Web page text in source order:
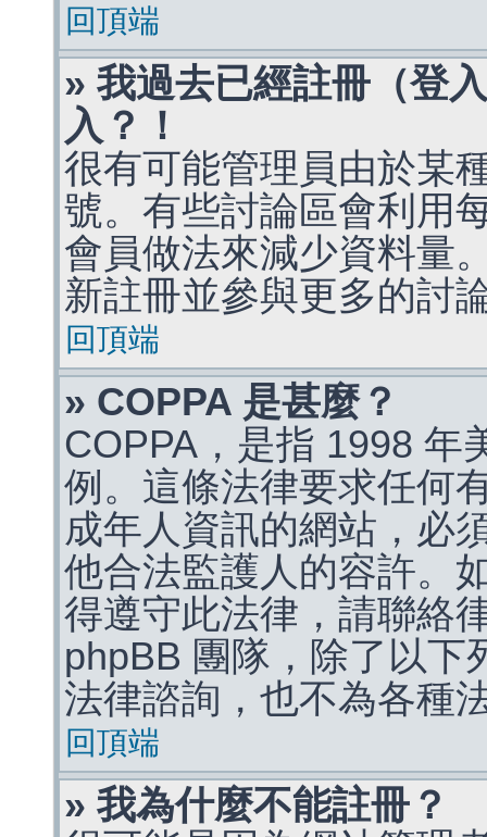
回頂端
» 我過去已經註冊（登
入？！
很有可能管理員由於某
號。有些討論區會利用
會員做法來減少資料量
新註冊並參與更多的討
回頂端
» COPPA 是甚麼？
COPPA，是指 1998 年
例。這條法律要求任何
成年人資訊的網站，必
他合法監護人的容許。
得遵守此法律，請聯絡
phpBB 團隊，除了以下
法律諮詢，也不為各種
回頂端
» 我為什麼不能註冊？